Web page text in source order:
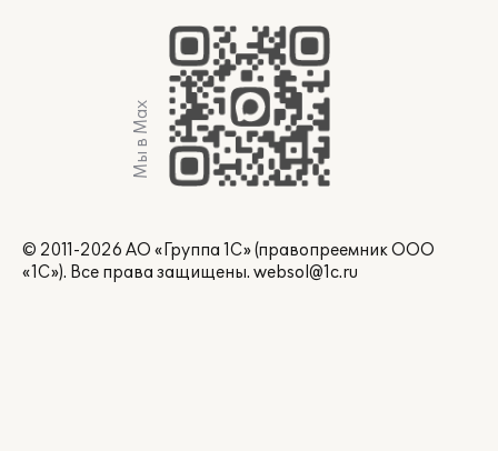
Мы в Max
© 2011-2026 АО «Группа 1С» (правопреемник ООО
«1С»). Все права защищены. websol@1c.ru